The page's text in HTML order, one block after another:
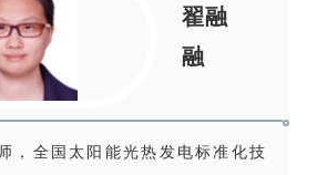
翟融
融
，全国太阳能光热发电标准化技